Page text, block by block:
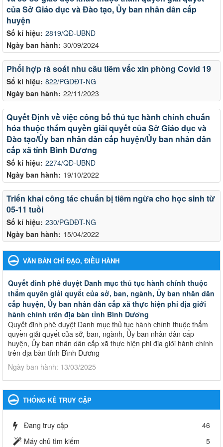
Số kí hiệu: 2819/QĐ-UBND
Ngày ban hành: 30/09/2024
của Sở Giáo dục và Đào tạo, Ủy ban nhân dân cấp
huyện
Số kí hiệu: 822/PGDĐT-NG
Ngày ban hành: 22/11/2023
Phối hợp rà soát nhu cầu tiêm vắc xin phòng Covid 19
Số kí hiệu: 2274/QĐ-UBND
Ngày ban hành: 19/10/2022
Quyết Định về việc công bố thủ tục hành chính chuẩn
hóa thuộc thẩm quyền giải quyết của Sở Giáo dục và
Đào tạo/Ủy ban nhân dân cấp huyện/Ủy ban nhân dân
cấp xã tỉnh Bình Dương
Số kí hiệu: 230/PGDĐT-NG
Ngày ban hành: 15/04/2022
Triển khai công tác chuẩn bị tiêm ngừa cho học sinh từ
05-11 tuồi
VĂN BẢN CHỈ ĐẠO, ĐIỀU HÀNH
Quyết đinh phê duyệt Danh mục thủ tục hành chính thuộc
thẩm quyền giải quyết của sở, ban, ngành, Ủy ban nhân dân
cấp huyện, Ủy ban nhân dân cấp xã thực hiện phi địa giới
hành chính trên địa bàn tỉnh Bình Dương
Quyết đinh phê duyệt Danh mục thủ tục hành chính thuộc thẩm
quyền giải quyết của sở, ban, ngành, Ủy ban nhân dân cấp
huyện, Ủy ban nhân dân cấp xã thực hiện phi địa giới hành chính
trên địa bàn tỉnh Bình Dương
Ngày ban hành: 13/03/2025
Giáo dục và Đào tạo thành phố Bến Cát
Kế hoạch Phổ biến, giáo dục pháp luật năm 2025 của ngành
Ngày ban hành: 28/02/2025
THỐNG KÊ TRUY CẬP
Đang truy cập
46
Máy chủ tìm kiếm
5